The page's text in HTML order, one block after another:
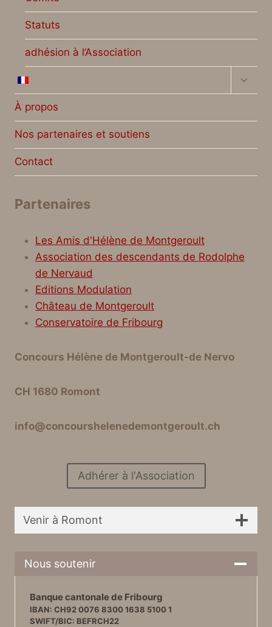
Statuts
adhésion à l’Association
le
À propos
Nos partenaires et soutiens
Contact
Partenaires
Les Amis d'Hélène de Montgeroult
Association des descendants de Rodolphe
de Nervaud
Editions Modulation
Château de Montgeroult
Conservatoire de Fribourg
Concours Hélène de Montgeroult-de Nervo
CH 1680 Romont
info@concourshelenedemontgeroult.ch
Adhérer à l'Association
Venir à Romont
Nous soutenir
Banque cantonale de Fribourg
IBAN: CH92 0076 8300 1638 5100 1
SWIFT/BIC: BEFRCH22